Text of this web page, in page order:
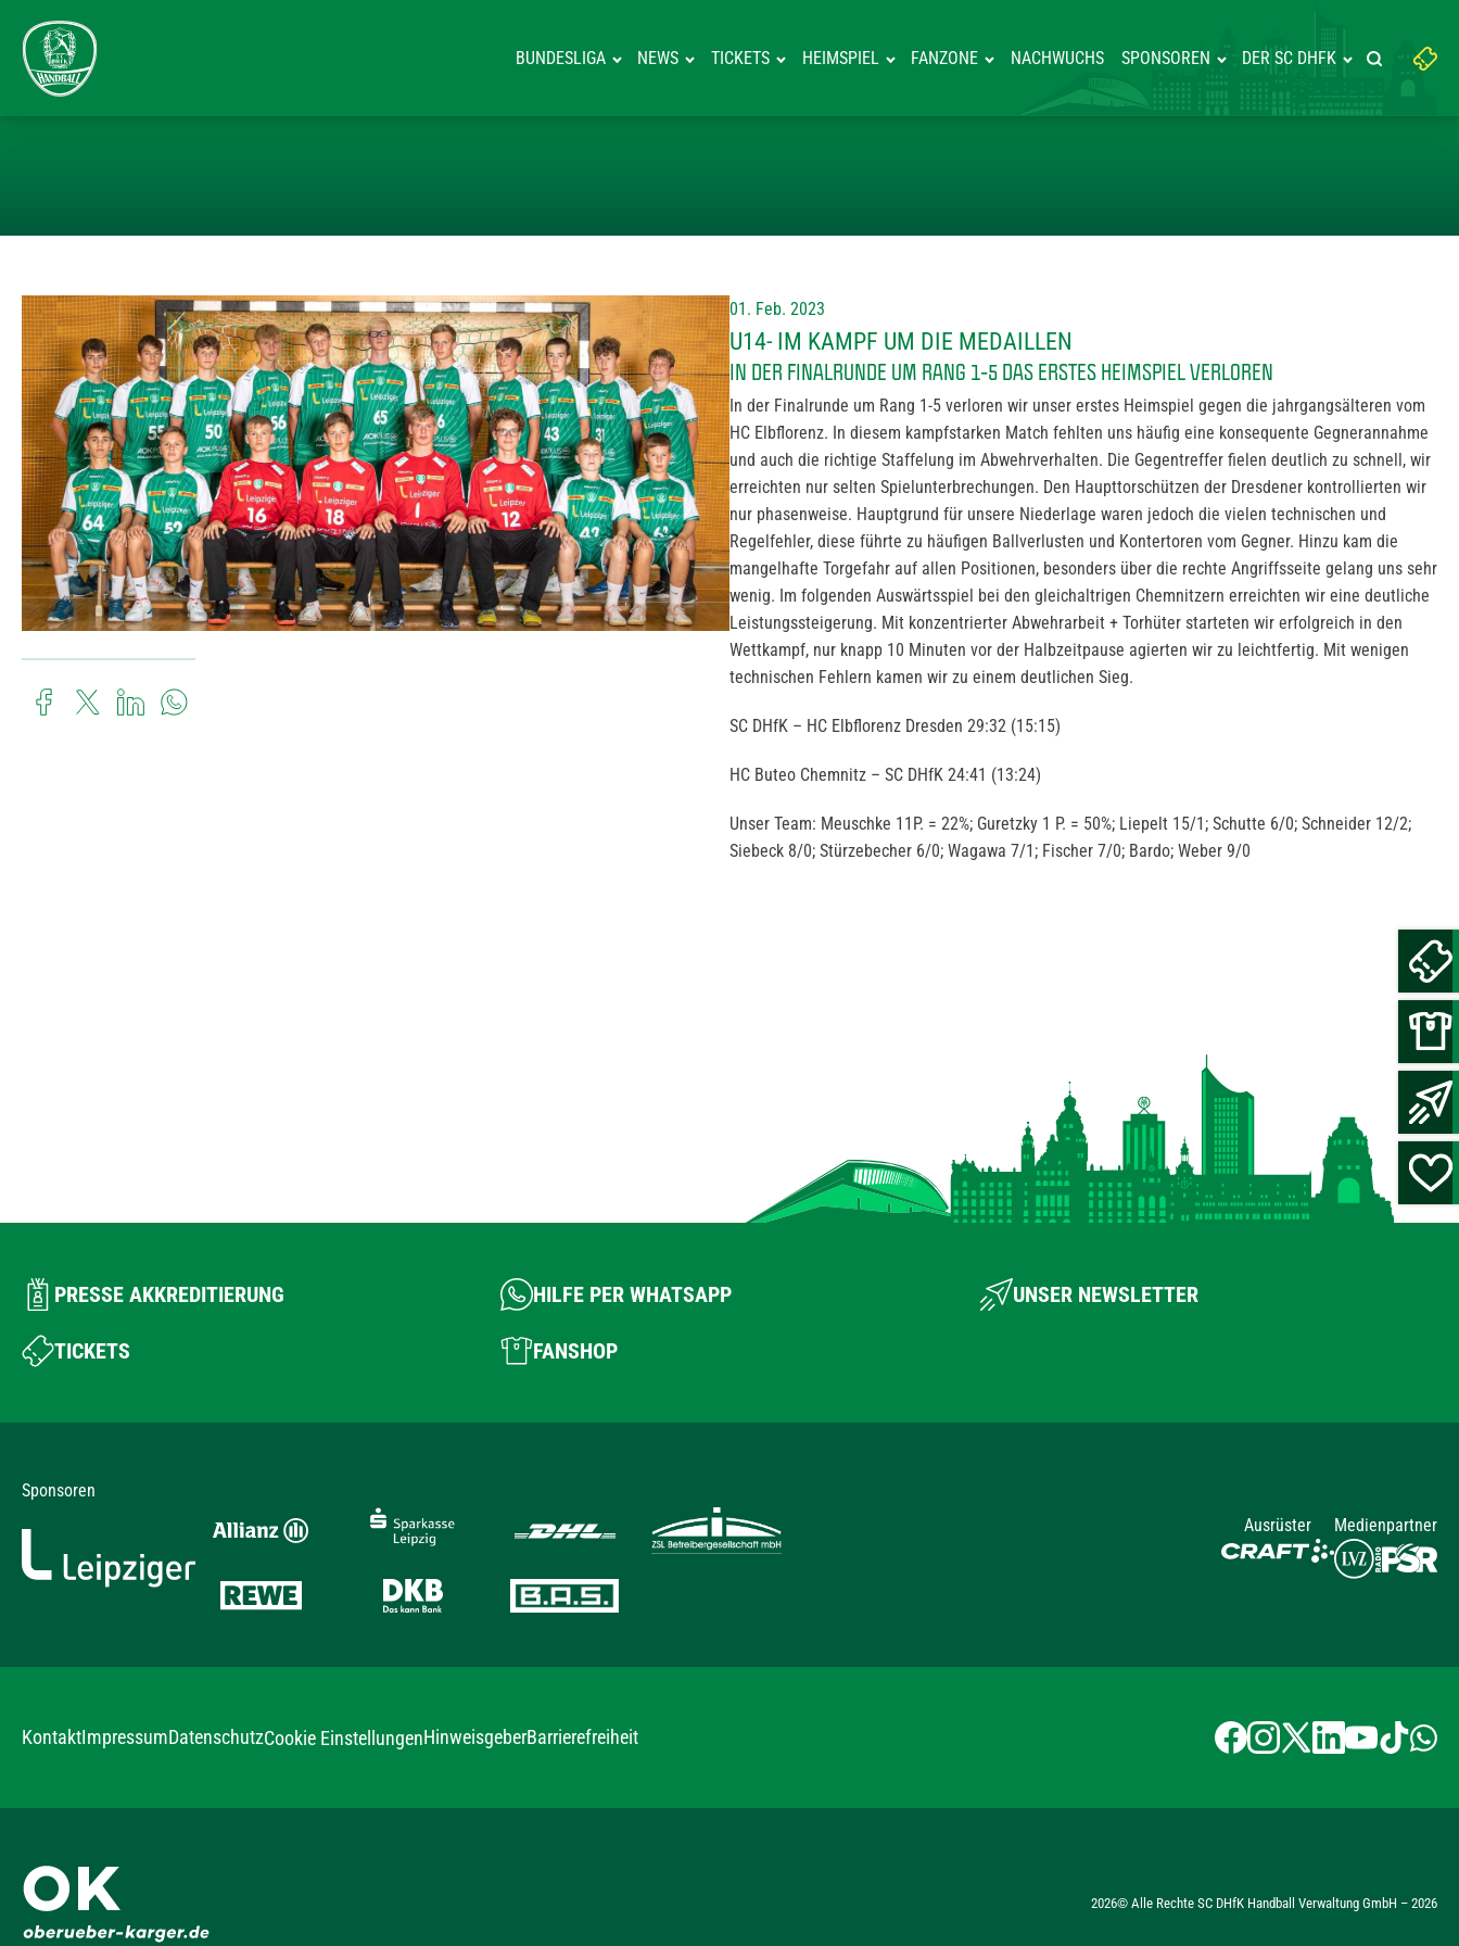
BUNDESLIGA NEWS TICKETS HEIMSPIEL FANZONE NACHWUCHS SPONSOREN DER SC DHFK
Suchbegriff
eingeben:
Suche
01. Feb. 2023
U14- IM KAMPF UM DIE MEDAILLEN
IN DER FINALRUNDE UM RANG 1-5 DAS ERSTES HEIMSPIEL VERLOREN
In der Finalrunde um Rang 1-5 verloren wir unser erstes Heimspiel gegen die jahrgangsälteren vom
HC Elbflorenz. In diesem kampfstarken Match fehlten uns häufig eine konsequente Gegnerannahme
und auch die richtige Staffelung im Abwehrverhalten. Die Gegentreffer fielen deutlich zu schnell, wir
erreichten nur selten Spielunterbrechungen. Den Haupttorschützen der Dresdener kontrollierten wir
nur phasenweise. Hauptgrund für unsere Niederlage waren jedoch die vielen technischen und
Regelfehler, diese führte zu häufigen Ballverlusten und Kontertoren vom Gegner. Hinzu kam die
mangelhafte Torgefahr auf allen Positionen, besonders über die rechte Angriffsseite gelang uns sehr
wenig. Im folgenden Auswärtsspiel bei den gleichaltrigen Chemnitzern erreichten wir eine deutliche
Leistungssteigerung. Mit konzentrierter Abwehrarbeit + Torhüter starteten wir erfolgreich in den
Wettkampf, nur knapp 10 Minuten vor der Halbzeitpause agierten wir zu leichtfertig. Mit wenigen
technischen Fehlern kamen wir zu einem deutlichen Sieg.
SC DHfK – HC Elbflorenz Dresden 29:32 (15:15)
HC Buteo Chemnitz – SC DHfK 24:41 (13:24)
Unser Team: Meuschke 11P. = 22%; Guretzky 1 P. = 50%; Liepelt 15/1; Schutte 6/0; Schneider 12/2;
Siebeck 8/0; Stürzebecher 6/0; Wagawa 7/1; Fischer 7/0; Bardo; Weber 9/0
PRESSE AKKREDITIERUNG HILFE PER WHATSAPP UNSER NEWSLETTER
TICKETS FANSHOP
Sponsoren
Ausrüster
Medienpartner
KontaktImpressumDatenschutzCookie EinstellungenHinweisgeberBarrierefreiheit
2026© Alle Rechte SC DHfK Handball Verwaltung GmbH – 2026